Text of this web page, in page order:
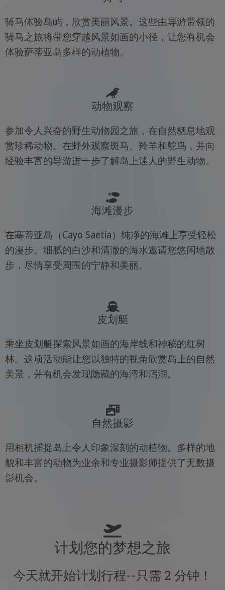
骑马体验岛屿，欣赏美丽风景。这些由导游带领的
骑马之旅将带您穿越风景如画的小径，让您有机会
体验萨蒂亚岛多样的动植物。
动物观察
参加令人兴奋的野生动物园之旅，在自然栖息地观
赏珍稀动物。在野外观察斑马、羚羊和鸵鸟，并向
经验丰富的导游进一步了解岛上迷人的野生动物。
海滩漫步
在塞蒂亚岛（Cayo Saetía）纯净的海滩上享受轻松
的漫步。细腻的白沙和清澈的海水邀请您悠闲地散
步，尽情享受周围的宁静和美丽。
皮划艇
乘坐皮划艇探索风景如画的海岸线和神秘的红树
林。这项活动能让您以独特的视角欣赏岛上的自然
美景，并有机会发现隐藏的海湾和泻湖。
自然摄影
用相机捕捉岛上令人印象深刻的动植物。多样的地
貌和丰富的动物为业余和专业摄影师提供了无数摄
影机会。
计划您的梦想之旅
今天就开始计划行程--只需 2 分钟！